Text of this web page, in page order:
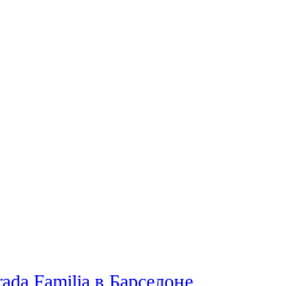
Familia в Барселоне